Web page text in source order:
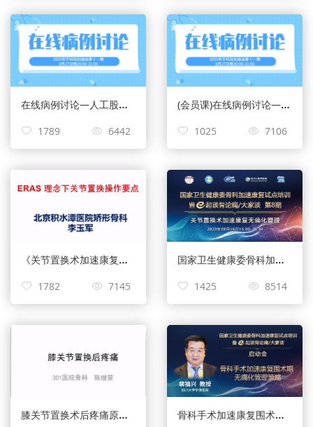
在线病例讨论—人工股骨头置换在老年粗隆间骨折中的应用
1789 6442
(会员课)在线病例讨论—人工股骨头置换在老年粗隆间骨折中的应用
1025 7106
《关节置换术加速康复无痛化管理经验分享》——李玉军
1782 7145
国家卫生健康委骨科加速康复试点培训暨e起谈骨论痛/大家谈第8期 ——关节置换术加速康复无痛化管理
1425 8514
膝关节置换术后疼痛原因分析——陈继营 骨科手术加速康复围术期无痛化管理策略